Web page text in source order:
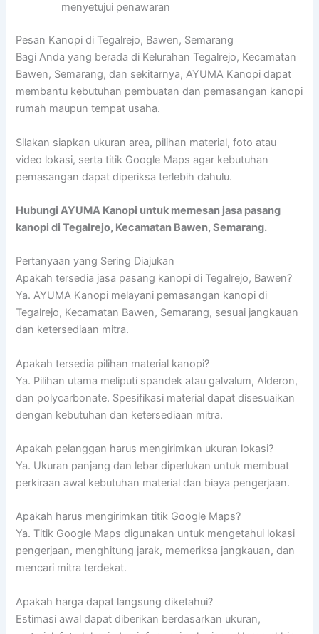
menyetujui penawaran
Pesan Kanopi di Tegalrejo, Bawen, Semarang
Bagi Anda yang berada di Kelurahan Tegalrejo, Kecamatan
Bawen, Semarang, dan sekitarnya, AYUMA Kanopi dapat
membantu kebutuhan pembuatan dan pemasangan kanopi
rumah maupun tempat usaha.
Silakan siapkan ukuran area, pilihan material, foto atau
video lokasi, serta titik Google Maps agar kebutuhan
pemasangan dapat diperiksa terlebih dahulu.
Hubungi AYUMA Kanopi untuk memesan jasa pasang
kanopi di Tegalrejo, Kecamatan Bawen, Semarang.
Pertanyaan yang Sering Diajukan
Apakah tersedia jasa pasang kanopi di Tegalrejo, Bawen?
Ya. AYUMA Kanopi melayani pemasangan kanopi di
Tegalrejo, Kecamatan Bawen, Semarang, sesuai jangkauan
dan ketersediaan mitra.
Apakah tersedia pilihan material kanopi?
Ya. Pilihan utama meliputi spandek atau galvalum, Alderon,
dan polycarbonate. Spesifikasi material dapat disesuaikan
dengan kebutuhan dan ketersediaan mitra.
Apakah pelanggan harus mengirimkan ukuran lokasi?
Ya. Ukuran panjang dan lebar diperlukan untuk membuat
perkiraan awal kebutuhan material dan biaya pengerjaan.
Apakah harus mengirimkan titik Google Maps?
Ya. Titik Google Maps digunakan untuk mengetahui lokasi
pengerjaan, menghitung jarak, memeriksa jangkauan, dan
mencari mitra terdekat.
Apakah harga dapat langsung diketahui?
Estimasi awal dapat diberikan berdasarkan ukuran,